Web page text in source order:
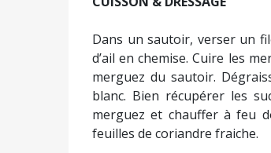
Dans un sautoir, verser un
d’ail en chemise. Cuire les
merguez du sautoir.
blanc. Bien récupérer les
merguez et chauffer à feu
feuilles de coriandre fraiche.